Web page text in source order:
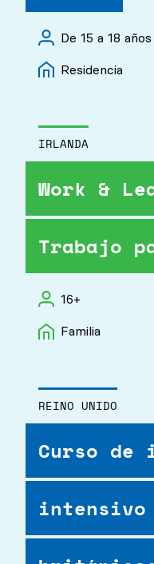
De 15 a 18 años
Residencia
IRLANDA
Work &
Trabajo
16+
Familia
REINO UNIDO
Curso de
intensivo